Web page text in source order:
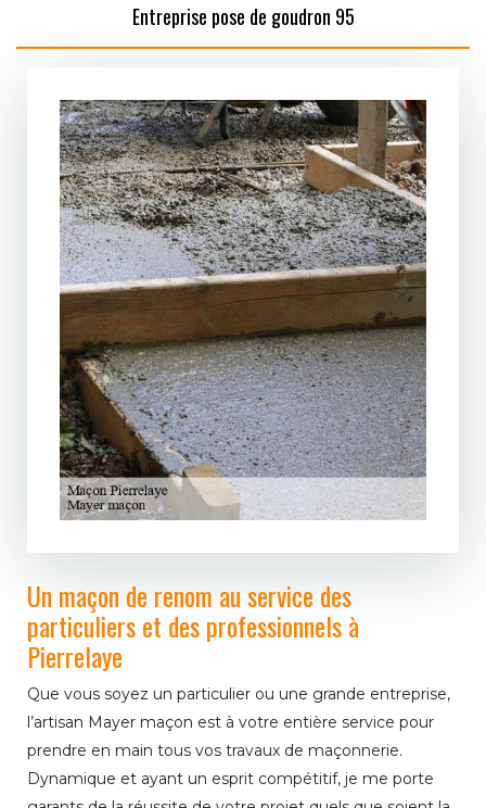
Entreprise pose de goudron 95
Un maçon de renom au service des
particuliers et des professionnels à
Pierrelaye
Que vous soyez un particulier ou une grande entreprise,
l’artisan Mayer maçon est à votre entière service pour
prendre en main tous vos travaux de maçonnerie.
Dynamique et ayant un esprit compétitif, je me porte